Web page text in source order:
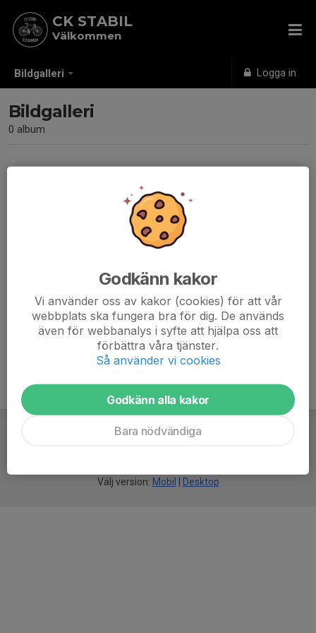
Bildgalleri Logga in
CK STABIL
Välkommen
Bildgalleri
0 album
Inga album skapade
Välj version: Mobil Desktop
Godkänn kakor
Vi använder oss av kakor (cookies) för att vår
webbplats ska fungera bra för dig. De används
även för webbanalys i syfte att hjälpa oss att
förbättra våra tjänster.
Så använder vi cookies
Godkänn alla kakor
Bara nödvändiga